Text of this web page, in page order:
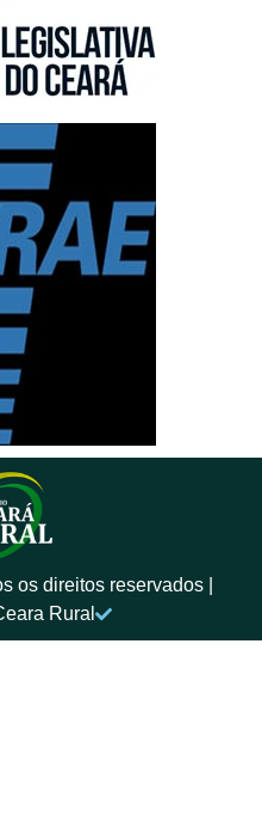
os direitos reservados |
Rural